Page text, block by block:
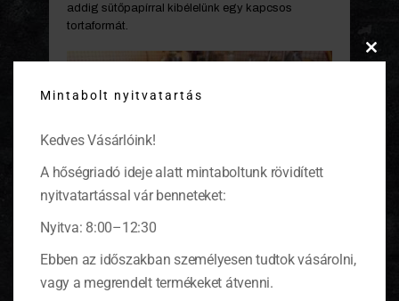
addig sütőpapírral kibélelünk egy kapcsos
tortaformát.
A répás keverékhez hozzáadjuk a magvakat is,
belereszeljük a narancs héját, belefacsarjuk a
Mintabolt nyitvatartás
Kedves Vásárlóink!
A hőségriadó ideje alatt mintaboltunk rövidített
nyitvatartással vár benneteket:
Nyitva: 8:00–12:30
Ebben az időszakban személyesen tudtok vásárolni,
vagy a megrendelt termékeket átvenni.